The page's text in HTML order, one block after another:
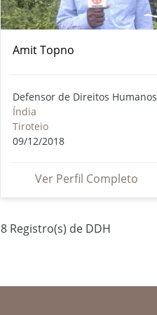
Amit Topno
Defensor de Direitos Humanos
Índia
Tiroteio
09/12/2018
Ver Perfil Completo
8 Registro(s) de DDH